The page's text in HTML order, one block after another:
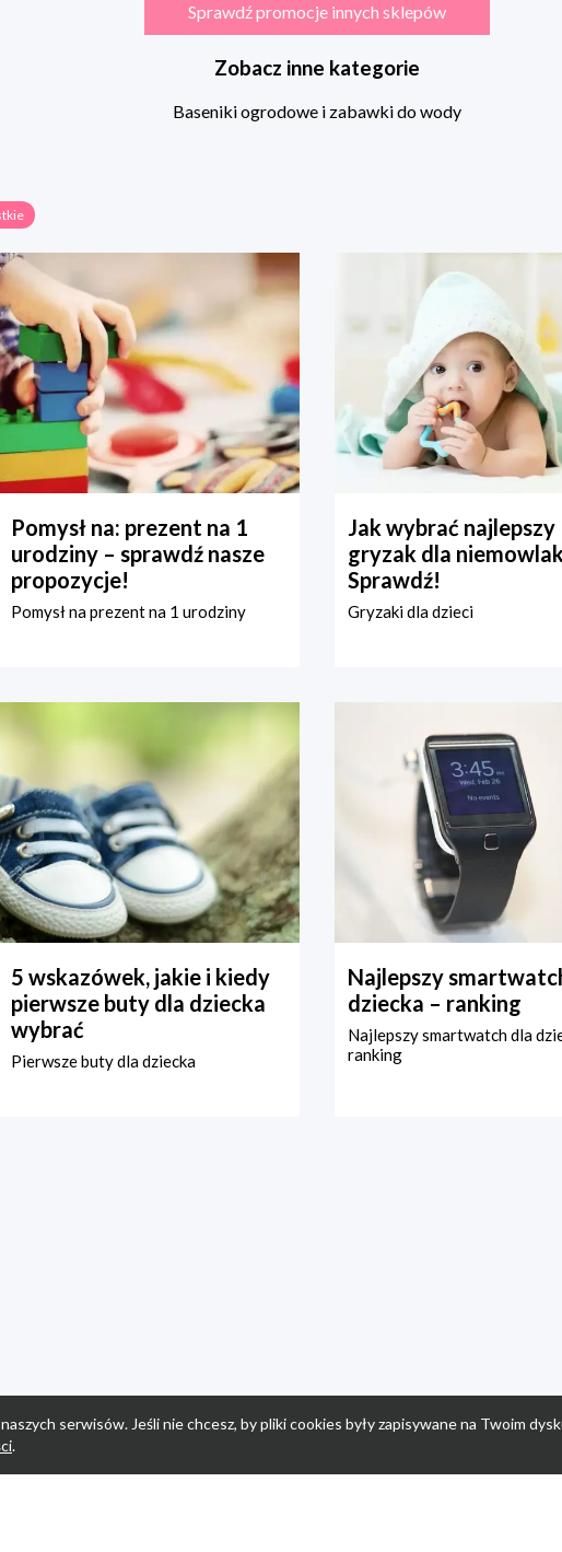
Sprawdź promocje innych sklepów
Zobacz inne kategorie
Baseniki ogrodowe i zabawki do wody
Pomysł na: prezent na 1
urodziny – sprawdź nasze
propozycje!
Pomysł na prezent na 1 urodziny
Jak wybrać najlepszy
gryzak dla
Sprawdź!
Gryzaki dla dzieci
5 wskazówek, jakie i kiedy
pierwsze buty dla dziecka
wybrać
Pierwsze buty dla dziecka
Najlepszy
dziecka – ranking
Najlepszy smartwatch dla
ranking
serwisów. Jeśli nie chcesz, by pliki cookies były zapisywane na Twoim
.